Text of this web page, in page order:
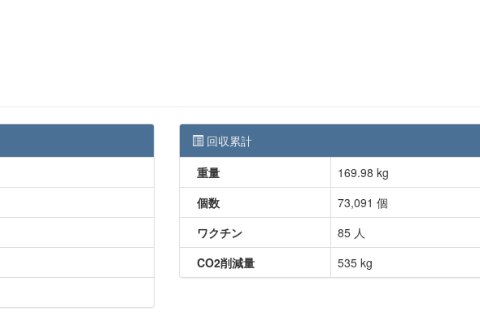
回収累計
重量
169.98 kg
個数
73,091 個
ワクチン
85 人
CO2削減量
535 kg